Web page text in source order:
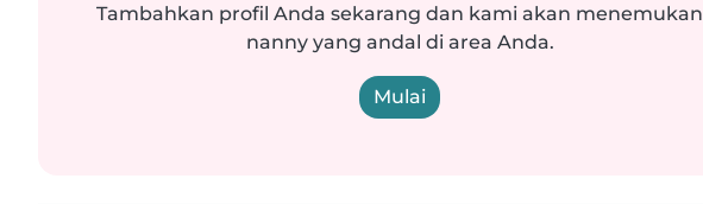
Tambahkan profil Anda sekarang dan kami akan menemukan
nanny yang andal di area Anda.
Mulai